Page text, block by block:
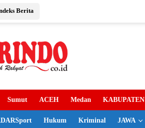
Berita
Sumut ACEH Medan KABUPATEN
Hukum Kriminal JAWA